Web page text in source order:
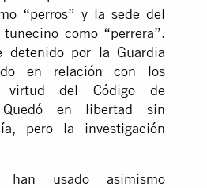
“perros” y la sede del
como “perrera”.
por la Guardia
en relación con los
virtud del Código de
Quedó en libertad sin
pero la investigación
han usado asimismo